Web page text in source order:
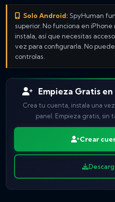
Solo Android: SpyHuman
superior. No funciona en iPhone
instala, así que necesitas
vez para configurarla. No
controlas.
Empieza Gratis
Crea tu cuenta, instala una
panel. Empieza gratis, sin
Crear